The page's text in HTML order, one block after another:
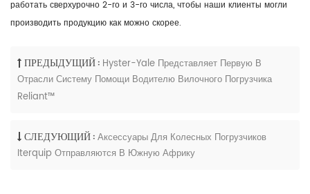
работать сверхурочно 2-го и 3-го числа, чтобы наши клиенты могли
производить продукцию как можно скорее.
ПРЕДЫДУЩИЙ : Hyster-Yale Представляет Первую В
Отрасли Систему Помощи Водителю Вилочного Погрузчика
Reliant™
СЛЕДУЮЩИЙ :Аксессуары Для Колесных Погрузчиков
Iterquip Отправляются В Южную Африку